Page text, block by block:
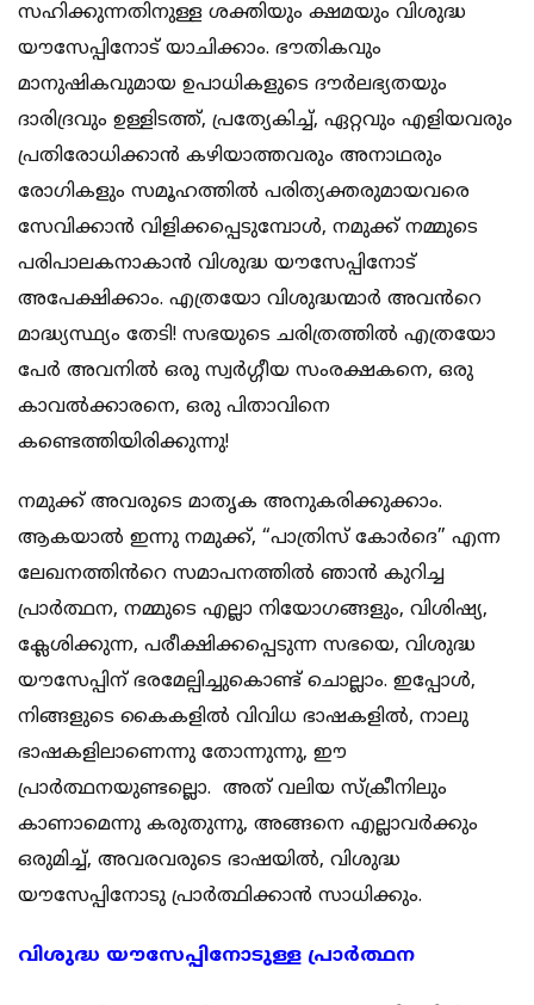
സഹിക്കുന്നതിനുള്ള ശക്തിയും ക്ഷമയും വിശുദ്ധ
യൗസേപ്പിനോട് യാചിക്കാം. ഭൗതികവും
മാനുഷികവുമായ ഉപാധികളുടെ ദൗർലഭ്യതയും
ദാരിദ്രവും ഉള്ളിടത്ത്, പ്രത്യേകിച്ച്, ഏറ്റവും എളിയവരും
പ്രതിരോധിക്കാൻ കഴിയാത്തവരും അനാഥരും
രോഗികളും സമൂഹത്തിൽ പരിത്യക്തരുമായവരെ
സേവിക്കാൻ വിളിക്കപ്പെടുമ്പോൾ, നമുക്ക് നമ്മുടെ
പരിപാലകനാകാൻ വിശുദ്ധ യൗസേപ്പിനോട്
അപേക്ഷിക്കാം. എത്രയോ വിശുദ്ധന്മാർ അവൻറെ
മാദ്ധ്യസ്ഥ്യം തേടി! സഭയുടെ ചരിത്രത്തിൽ എത്രയോ
പേർ അവനിൽ ഒരു സ്വർഗ്ഗീയ സംരക്ഷകനെ, ഒരു
കാവൽക്കാരനെ, ഒരു പിതാവിനെ
കണ്ടെത്തിയിരിക്കുന്നു!
നമുക്ക് അവരുടെ മാതൃക അനുകരിക്കുക്കാം.
ആകയാൽ ഇന്നു നമുക്ക്, “പാത്രിസ് കോർദെ” എന്ന
ലേഖനത്തിൻറെ സമാപനത്തിൽ ഞാൻ കുറിച്ച
പ്രാർത്ഥന, നമ്മുടെ എല്ലാ നിയോഗങ്ങളും, വിശിഷ്യ,
ക്ലേശിക്കുന്ന, പരീക്ഷിക്കപ്പെടുന്ന സഭയെ, വിശുദ്ധ
യൗസേപ്പിന് ഭരമേല്പിച്ചുകൊണ്ട് ചൊല്ലാം. ഇപ്പോൾ,
നിങ്ങളുടെ കൈകളിൽ വിവിധ ഭാഷകളിൽ, നാലു
ഭാഷകളിലാണെന്നു തോന്നുന്നു, ഈ
പ്രാർത്ഥനയുണ്ടല്ലൊ. അത് വലിയ സ്ക്രീനിലും
കാണാമെന്നു കരുതുന്നു, അങ്ങനെ എല്ലാവർക്കും
ഒരുമിച്ച്, അവരവരുടെ ഭാഷയിൽ, വിശുദ്ധ
യൗസേപ്പിനോടു പ്രാർത്ഥിക്കാൻ സാധിക്കും.
വിശുദ്ധ യൗസേപ്പിനോടുള്ള പ്രാർത്ഥന